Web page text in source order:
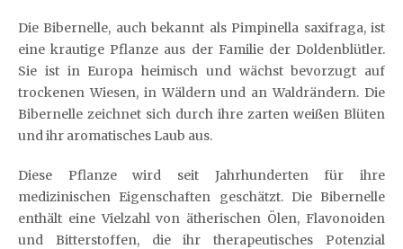
Die Bibernelle, auch bekannt als Pimpinella saxifraga, ist
eine krautige Pflanze aus der Familie der Doldenblütler.
Sie ist in Europa heimisch und wächst bevorzugt auf
trockenen Wiesen, in Wäldern und an Waldrändern. Die
Bibernelle zeichnet sich durch ihre zarten weißen Blüten
und ihr aromatisches Laub aus.
Diese Pflanze wird seit Jahrhunderten für ihre
medizinischen Eigenschaften geschätzt. Die Bibernelle
enthält eine Vielzahl von ätherischen Ölen, Flavonoiden
und Bitterstoffen, die ihr therapeutisches Potenzial